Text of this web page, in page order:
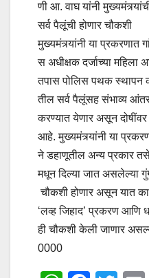
णी आ. वाघ यांनी
सर्व पैलूंची होणार चौकशी
मुख्यमंत्र्यांनी या प्रकरणात
स अधीक्षक दर्जाच्या महिला
तपास पोलिस पथक स्थापन
तील सर्व पैलूंसह संभाव्य
करण्यात येणार असून
आहे. मुख्यमंत्र्यांनी या
ने डहाणूतील अन्य प्रकार
मधून दिल्या जात असलेल्या
चौकशी होणार असून यात
‘लव्ह जिहाद’ प्रकरण आणि
ही चौकशी केली जाणार
0000